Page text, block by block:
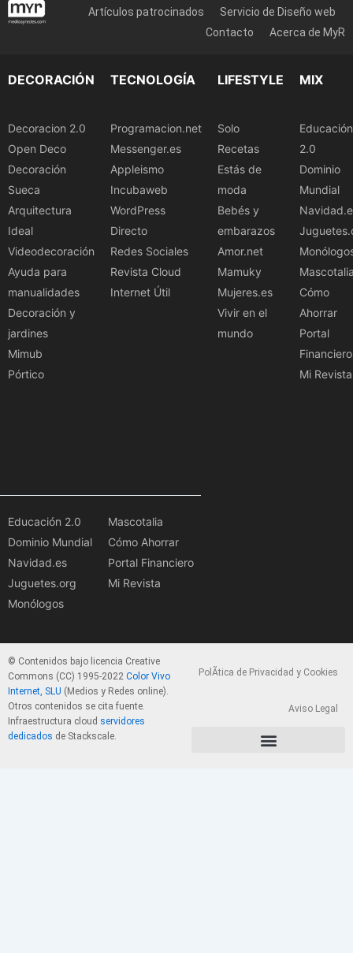
Artículos patrocinados
Servicio de Diseño web
Contacto
Acerca de MyR
DECORACIÓN
Decoracion 2.0
Open Deco
Decoración
Sueca
Arquitectura
Ideal
Videodecoración
Ayuda para
manualidades
Decoración y
jardines
Mimub
Pórtico
TECNOLOGÍA
Programacion.net
Messenger.es
Appleismo
Incubaweb
WordPress
Directo
Redes Sociales
Revista Cloud
Internet Útil
LIFESTYLE
Solo
Recetas
Estás de
moda
Bebés y
embarazos
Amor.net
Mamuky
Mujeres.es
Vivir en el
mundo
MIX
Educación
2.0
Dominio
Mundial
Cómo
Ahorrar
Portal
Financiero
Mi Revista
Educación 2.0
Dominio Mundial
Navidad.es
Juguetes.org
Monólogos
Mascotalia
Cómo Ahorrar
Portal Financiero
Mi Revista
© Contenidos bajo licencia Creative
Commons (CC) 1995-2022 Color Vivo
Internet, SLU (Medios y Redes online).
Otros contenidos se cita fuente.
Infraestructura cloud servidores
dedicados de Stackscale.
PolÃ­tica de Privacidad y Cookies
Aviso Legal